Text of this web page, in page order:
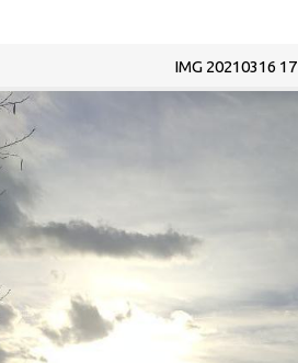
IMG 20210316